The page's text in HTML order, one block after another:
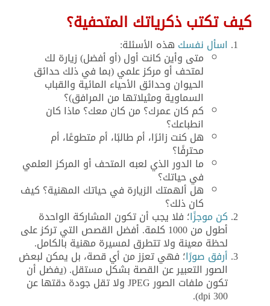
كيف تكتب ذكرياتك المتحفية؟
اسأل نفسكهذه الأسئلة:
متى وأين كانت أول (أو أفضل) زيارة لك
لمتحف أو مركز علمي (بما في ذلك حدائق
الحيوان وحدائق الأحياء المائية والقباب
السماوية ومثيلاتها من المرافق)؟
كم كان عمرك؟ من كان معك؟ ماذا كان
انطباعك؟
هل كنت زائرًا، أم طالبًا، أم متطوعًا، أم
محترفًا؟
ما الدور الذي لعبه المتحف أو المركز العلمي
في حياتك؟
هل ألهمتك الزيارة في حياتك المهنية؟ كيف
كان ذلك؟
كن موجزًا؛ فلا يجب أن تكون المشاركة الواحدة
أطول من 1000 كلمة. أفضل القصص التي تركز على
لحظة معينة ولا تتطرق لمسيرة مهنية بالكامل.
أرفق صورًا؛ فهي تعزز من أي قصة، بل يمكن لبعض
الصور التعبير عن القصة بشكل مستقل. (يفضل أن
تكون ملفات الصور JPEG ولا تقل جودة دقتها عن
300 dpi).